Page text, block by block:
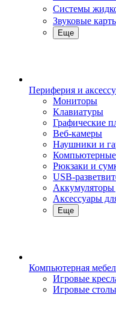
Системы
Звуковые
Еще
Периферия и
Мониторы
Клавиатуры
Графические
Веб-камеры
Наушники и
Рюкзаки и
USB-
Аккумуляторы
Аксессуары
Еще
Компьютерная
Игровые
Игровые столы